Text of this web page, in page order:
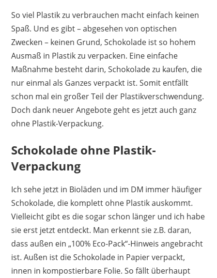
So viel Plastik zu verbrauchen macht einfach keinen
Spaß. Und es gibt – abgesehen von optischen
Zwecken – keinen Grund, Schokolade ist so hohem
Ausmaß in Plastik zu verpacken. Eine einfache
Maßnahme besteht darin, Schokolade zu kaufen, die
nur einmal als Ganzes verpackt ist. Somit entfällt
schon mal ein großer Teil der Plastikverschwendung.
Doch dank neuer Angebote geht es jetzt auch ganz
ohne Plastik-Verpackung.
Schokolade ohne Plastik-
Verpackung
Ich sehe jetzt in Bioläden und im DM immer häufiger
Schokolade, die komplett ohne Plastik auskommt.
Vielleicht gibt es die sogar schon länger und ich habe
sie erst jetzt entdeckt. Man erkennt sie z.B. daran,
dass außen ein „100% Eco-Pack“-Hinweis angebracht
ist. Außen ist die Schokolade in Papier verpackt,
innen in kompostierbare Folie. So fällt überhaupt